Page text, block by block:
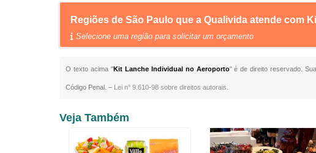
Regiões de São Paulo que a Qualivida atende com
Selecione uma região para solicitar um orçamento
O texto acima "Kit Lanche Individual no Aeroporto" é de direito reservado.
Código Penal. – Lei n° 9.610-98 sobre direitos autorais
Veja Também